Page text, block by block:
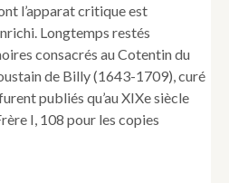
l’apparat critique est
Longtemps restés
consacrés au Cotentin du
de Billy (1643-1709), curé
publiés qu’au XIXe siècle
I, 108 pour les copies